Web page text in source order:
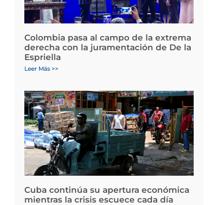
Colombia pasa al campo de la extrema
derecha con la juramentación de De la
Espriella
Leer Más >>
Cuba continúa su apertura económica
mientras la crisis escuece cada día